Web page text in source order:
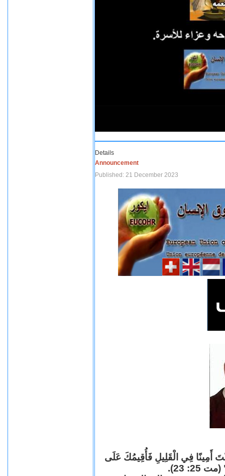
Details
Announcement
Published: 21 December 2023
أَمِينًا فِي الْقَلِيلِ فَأُقِيمُكَ عَلَى
23).